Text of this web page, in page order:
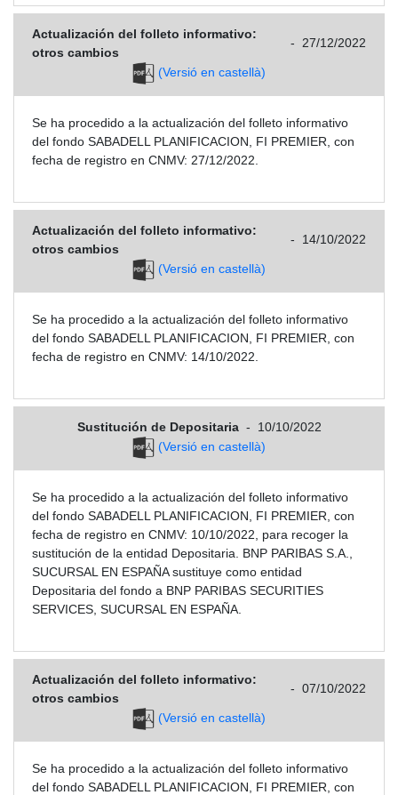
Actualización del folleto informativo:
otros cambios
- 27/12/2022
(Versió en castellà)
Se ha procedido a la actualización del folleto informativo
del fondo SABADELL PLANIFICACION, FI PREMIER, con
fecha de registro en CNMV: 27/12/2022.
Actualización del folleto informativo:
otros cambios
- 14/10/2022
(Versió en castellà)
Se ha procedido a la actualización del folleto informativo
del fondo SABADELL PLANIFICACION, FI PREMIER, con
fecha de registro en CNMV: 14/10/2022.
Sustitución de Depositaria -
10/10/2022
(Versió en castellà)
Se ha procedido a la actualización del folleto informativo
del fondo SABADELL PLANIFICACION, FI PREMIER, con
fecha de registro en CNMV: 10/10/2022, para recoger la
sustitución de la entidad Depositaria. BNP PARIBAS S.A.,
SUCURSAL EN ESPAÑA sustituye como entidad
Depositaria del fondo a BNP PARIBAS SECURITIES
SERVICES, SUCURSAL EN ESPAÑA.
Actualización del folleto informativo:
otros cambios
- 07/10/2022
(Versió en castellà)
Se ha procedido a la actualización del folleto informativo
del fondo SABADELL PLANIFICACION, FI PREMIER, con